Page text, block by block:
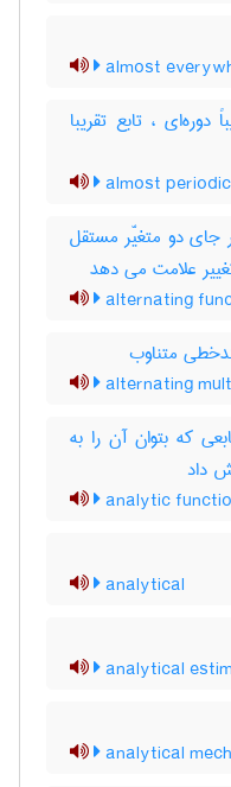
almost
دوره‌ای ، تابع تقریبا
almost
جای دو متغیّر مستقل
علامت می دهد
alternating
متناوب
alternating
که بتوان آن را به
داد
analytic
analytical
analytical
analytical